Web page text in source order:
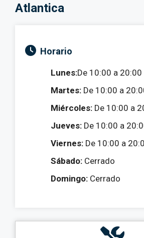
Atlantica
Horario
Lunes:De 10:00 a 20:00
Martes: De 10:00 a
Miércoles: De 10:00 a
Jueves: De 10:00 a
Viernes: De 10:00 a
Sábado: Cerrado
Domingo: Cerrado